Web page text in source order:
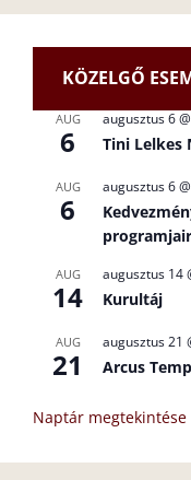
KÖZELGŐ
AUG
6
augusztus 6
Tini Lelkes
AUG
6
augusztus 6
AUG
14
augusztus 14
Kurultáj
AUG
21
augusztus 21
Arcus
Naptár megtekintése